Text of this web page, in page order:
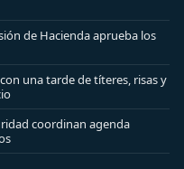
de Hacienda aprueba los
una tarde de títeres, risas y
coordinan agenda